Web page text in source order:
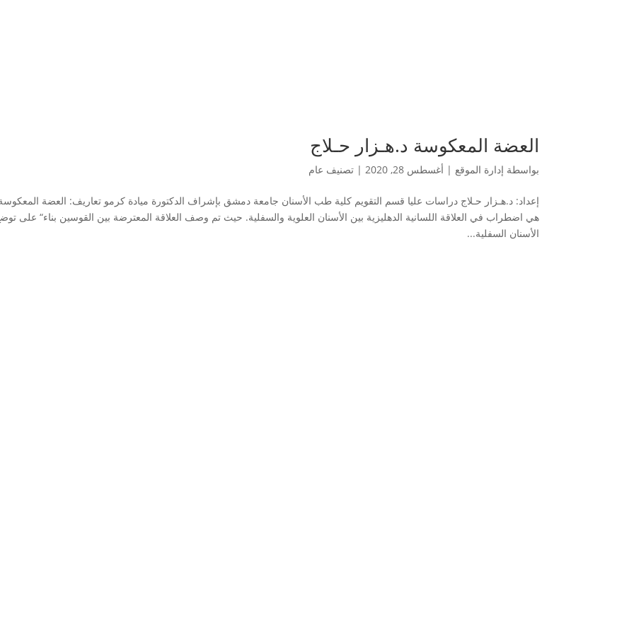
العضة المعكوسة د.هـزار حـلاج
بواسطة إدارة الموقع | أغسطس 28, 2020 |تصنيف عام
إعداد: د.هـزار حـلاج دراسات عليا قسم التقويم كلية طب الأسنان جامعة دمشق بإشراف الدكتورة ميادة كرمو تعاريف: العضة
هي اضطراب في العلاقة اللسانية الدهليزية بين الأسنان العلوية والسفلية. حيث تم وصف العلاقة المعترضة بين القوسين بناء“ على
الأسنان السفلية...